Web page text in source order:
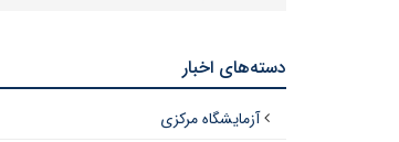
دسته‌های اخبار
آزمایشگاه مرکزی